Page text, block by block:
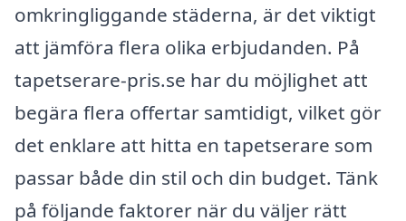
omkringliggande städerna, är det viktigt
att jämföra flera olika erbjudanden. På
tapetserare-pris.se har du möjlighet att
begära flera offertar samtidigt, vilket gör
det enklare att hitta en tapetserare som
passar både din stil och din budget. Tänk
på följande faktorer när du väljer rätt